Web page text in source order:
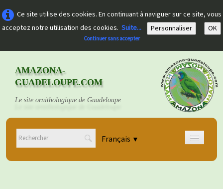
Ce site utilise des cookies. En continuant à naviguer sur ce site, vous
acceptez notre utilisation des cookies. Suite... Personnaliser OK
Continuer sans accepter
AMAZONA-
GUADELOUPE.COM
Le site ornithologique de Guadeloupe
Français ▼
Accueil